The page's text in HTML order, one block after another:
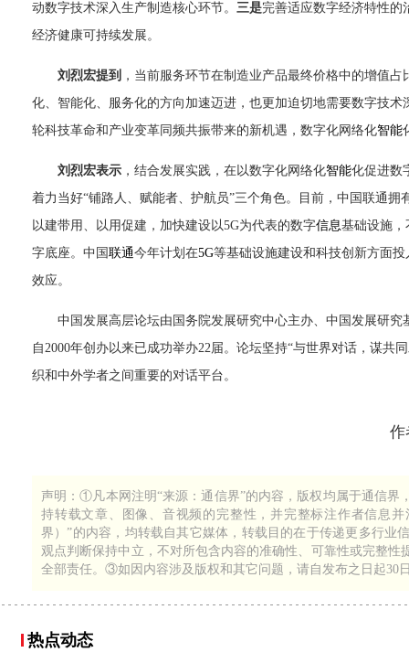
动数字技术深入生产制造核心环节。 三是完善适应数字经济特性的
经济健康可持续发展。
刘烈宏提到 ，当前服务环节在制造业产品最终价格中的增值
化、智能化、服务化的方向加速迈进，也更加迫切地需要数字技
轮科技革命和产业变革同频共振带来的新机遇，数字化网络化智能
刘烈宏表示 ，结合发展实践，在以数字化网络化智能化促进数
着力当好“铺路人、赋能者、护航员”三个角色。目前，中国联通
以建带用、以用促建，加快建设以5G为代表的数字信息基础设施，
字底座。中国 联通今年计划在5G等基础设施建设和科技创新方面
效应。
中国发展高层论坛由国务院发展研究中心主办、中国发展研
自2000年创办以来已成功举办22届。论坛坚持“与世界对话，谋共
织和中外学者之间重要的对话平台。
声明：①凡本网注明“来源：通信界”的内容，版权均属于通信
持转载文章、图像、音视频的完整性，并完整标注作者信息
界）”的内容，均转载自其它媒体，转载目的在于传递更多行业
观点判断保持中立，不对所包含内容的准确性、可靠性或完整
全部责任。③如因内容涉及版权和其它问题，请自发布之日起30
热点动态